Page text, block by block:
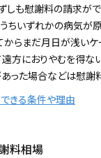
しも慰謝料の請求が
うちいずれかの病気が
からまだ月日が浅い
方におりやむを得な
った場合などは慰謝
きる条件や理由
料相場